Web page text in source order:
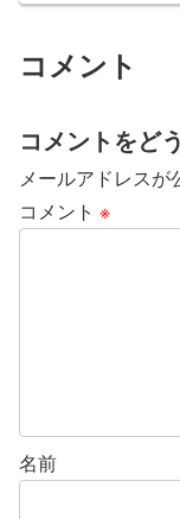
コメント
コメントをど
メールアドレスが
コメント ※
名前